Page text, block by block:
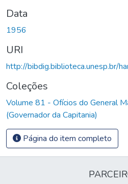
Data
1956
URI
http://bibdig.biblioteca.unesp.br/
Coleções
Volume 81 - Ofícios do General
(Governador da Capitania)
Página do item completo